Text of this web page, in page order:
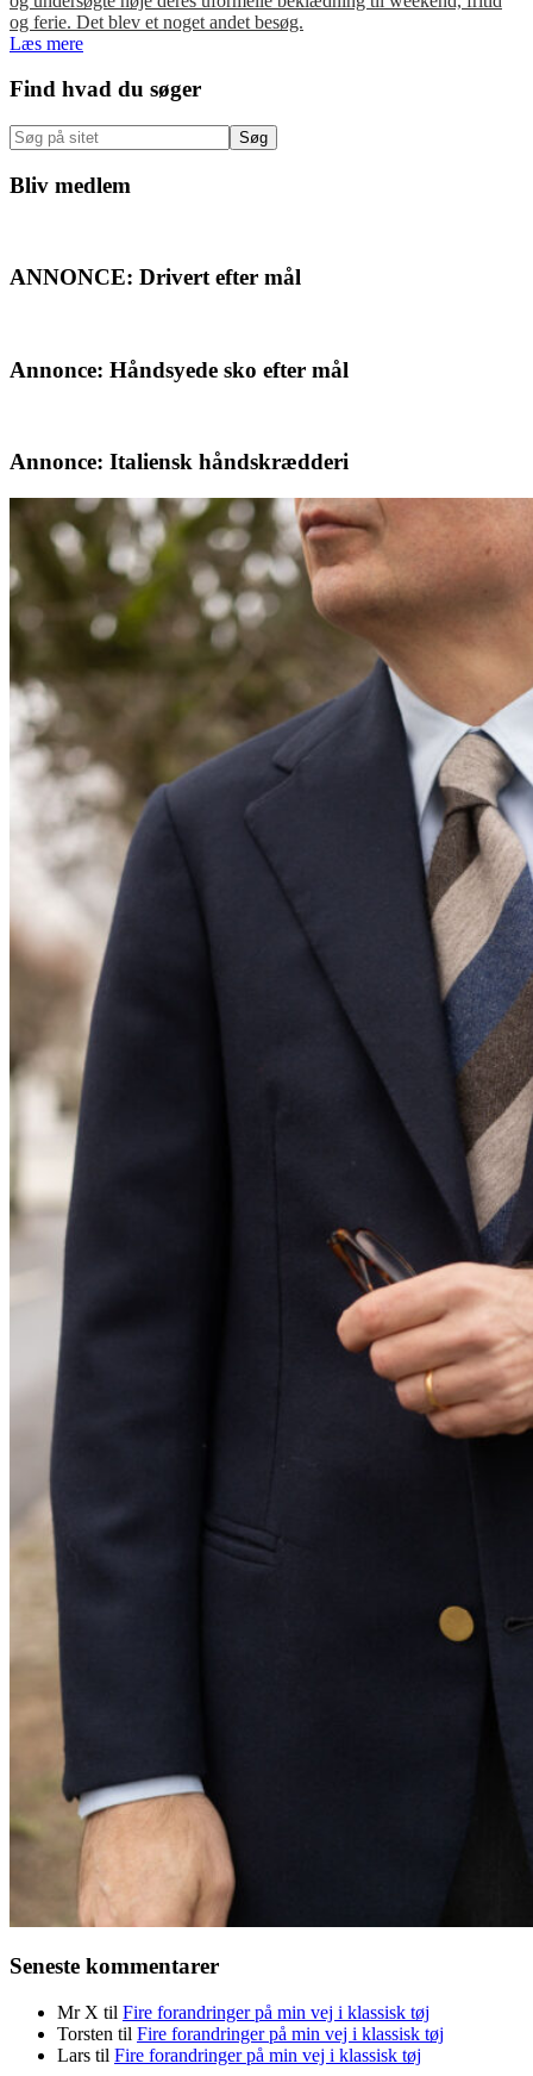
og ferie. Det blev et noget andet besøg.
Læs mere
Primær
Sidebar
Find hvad du søger
Søg
på
sitet
Bliv medlem
ANNONCE: Drivert efter mål
Annonce: Håndsyede sko efter mål
Annonce: Italiensk håndskrædderi
Seneste kommentarer
Mr X til Fire forandringer på min vej i klassisk tøj
Torsten til Fire forandringer på min vej i klassisk tøj
Lars til Fire forandringer på min vej i klassisk tøj